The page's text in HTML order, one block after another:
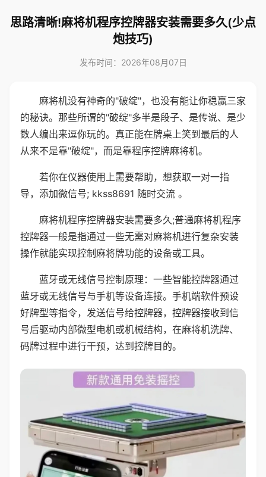
思路清晰!麻将机程序控牌器安装需要多久(少点
炮技巧)
发布时间：2026年08月07日
麻将机没有神奇的"破绽"，也没有能让你稳赢三家
的秘诀。那些所谓的"破绽"多半是段子、是传说、是少
数人编出来逗你玩的。真正能在牌桌上笑到最后的人
从来不是靠"破绽"，而是靠程序控牌麻将机。
若你在仪器使用上需要帮助，想获取一对一指
导，添加微信号; kkss8691 随时交流 。
麻将机程序控牌器安装需要多久;普通麻将机程序
控牌器一般是指通过一些无需对麻将机进行复杂安装
操作就能实现控制麻将牌功能的设备或工具。
蓝牙或无线信号控制原理：一些智能控牌器通过
蓝牙或无线信号与手机等设备连接。手机端软件预设
好牌型等指令，发送信号给控牌器，控牌器接收到信
号后驱动内部微型电机或机械结构，在麻将机洗牌、
码牌过程中进行干预，达到控牌目的。